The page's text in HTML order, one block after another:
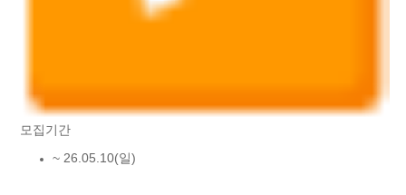
모집기간
~ 26.05.10(일)